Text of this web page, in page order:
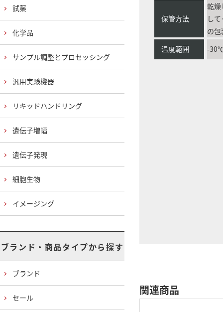
保管方法
乾
し
の
温度範囲
-
関連商品
試薬
化学品
サンプル調整とプロセッシング
汎用実験機器
リキッドハンドリング
遺伝子増幅
遺伝子発現
細胞生物
イメージング
ブランド・商品タイプから探す
ブランド
セール